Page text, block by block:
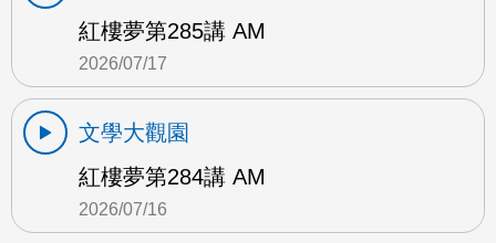
紅樓夢第285講 AM
2026/07/17
文學大觀園
紅樓夢第284講 AM
2026/07/16